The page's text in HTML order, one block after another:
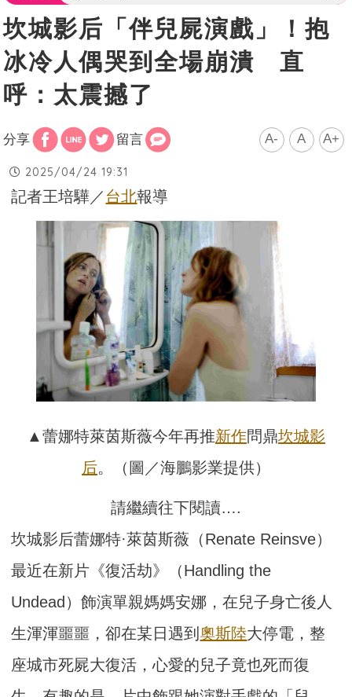
坎城影后「伴兒屍演戲」！抱
冰冷人偶哭到全場崩潰 直
呼：太震撼了
分享 留言 A- A A+
2025/04/24 19:31
記者王培驊／台北報導
▲蕾娜特萊茵斯薇今年再推新作問鼎坎城影
后。（圖／海鵬影業提供）
請繼續往下閱讀….
坎城影后蕾娜特·萊茵斯薇（Renate Reinsve）
最近在新片《復活劫》（Handling the
Undead）飾演單親媽媽安娜，在兒子身亡後人
生渾渾噩噩，卻在某日遇到 奧斯陸大停電，整
座城市死屍大復活，心愛的兒子竟也死而復